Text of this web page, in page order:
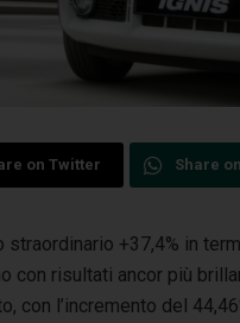
on Twitter Share
straordinario +37,4% in
con risultati ancor più
con l’incremento del